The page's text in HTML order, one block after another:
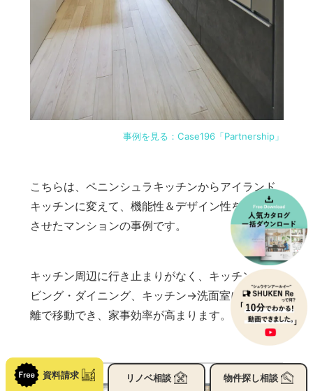
事例を見る：Case196「Partnership」
こちらは、ペニンシュラキッチンからアイランド
キッチンに変えて、機能性＆デザイン性をアップ
させたマンションの事例です。
キッチン周辺に行き止まりがなく、キッチン→リ
ビング・ダイニング、キッチン→洗面室に最短距
離で移動でき、家事効率が高まります。
資料請求 リノベ相談 物件探し相談